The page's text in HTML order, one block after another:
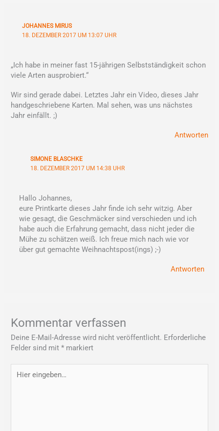
JOHANNES MIRUS
18. DEZEMBER 2017 UM 13:07 UHR
„Ich habe in meiner fast 15-jährigen Selbstständigkeit schon
viele Arten ausprobiert.“
Wir sind gerade dabei. Letztes Jahr ein Video, dieses Jahr
handgeschriebene Karten. Mal sehen, was uns nächstes
Jahr einfällt. ;)
Antworten
SIMONE BLASCHKE
18. DEZEMBER 2017 UM 14:38 UHR
Hallo Johannes,
eure Printkarte dieses Jahr finde ich sehr witzig. Aber
wie gesagt, die Geschmäcker sind verschieden und ich
habe auch die Erfahrung gemacht, dass nicht jeder die
Mühe zu schätzen weiß. Ich freue mich nach wie vor
über gut gemachte Weihnachtspost(ings) ;-)
Antworten
Kommentar verfassen
Deine E-Mail-Adresse wird nicht veröffentlicht. Erforderliche
Felder sind mit* markiert
eingeben…